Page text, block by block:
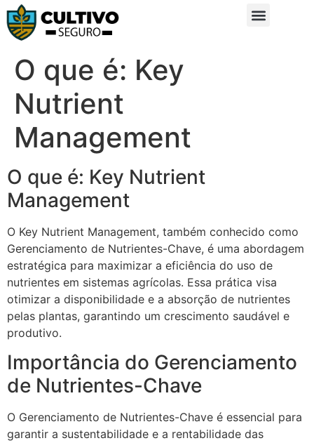
O que é: Key
Nutrient
Management
O que é: Key Nutrient
Management
O Key Nutrient Management, também conhecido como
Gerenciamento de Nutrientes-Chave, é uma abordagem
estratégica para maximizar a eficiência do uso de
nutrientes em sistemas agrícolas. Essa prática visa
otimizar a disponibilidade e a absorção de nutrientes
pelas plantas, garantindo um crescimento saudável e
produtivo.
Importância do Gerenciamento
de Nutrientes-Chave
O Gerenciamento de Nutrientes-Chave é essencial para
garantir a sustentabilidade e a rentabilidade das